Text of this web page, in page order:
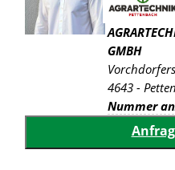
GMBH
4643 -
Nummer